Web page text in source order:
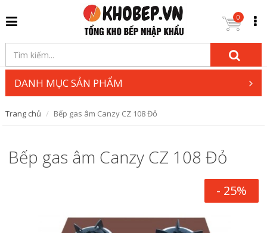
0
DANH MỤC SẢN PHẨM
Trang chủ Bếp gas âm Canzy CZ 108 Đỏ
Bếp gas âm Canzy CZ 108 Đỏ
- 25%